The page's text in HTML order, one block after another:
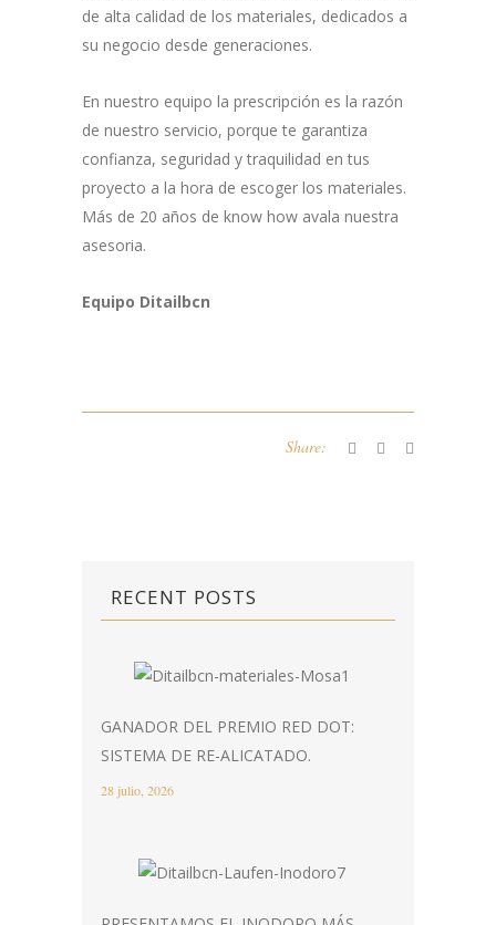
de alta calidad de los materiales, dedicados a
su negocio desde generaciones.
En nuestro equipo la prescripción es la razón
de nuestro servicio, porque te garantiza
confianza, seguridad y traquilidad en tus
proyecto a la hora de escoger los materiales.
Más de 20 años de know how avala nuestra
asesoria.
Equipo Ditailbcn
Share:
RECENT POSTS
GANADOR DEL PREMIO RED DOT:
SISTEMA DE RE-ALICATADO.
28 julio, 2026